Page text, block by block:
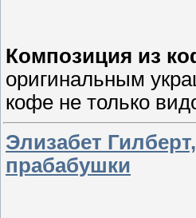
Композиция из
оригинальным
кофе не только
Элизабет
прабабушки